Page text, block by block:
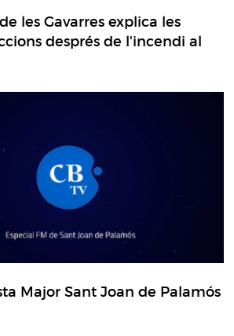
les Gavarres explica les
després de l'incendi al
Major Sant Joan de Palamós